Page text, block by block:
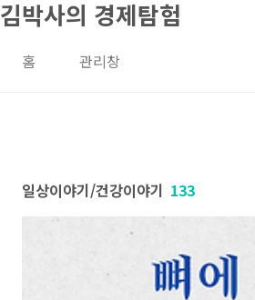
본문 바로가기
김박사의 경제탐험
홈 관리창
일상이야기/건강이야기 133